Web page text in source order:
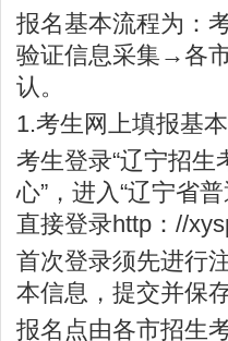
报名基本流程为：
验证信息采集→各
认。
1.考生网上填报基
考生登录“辽宁招生
心”，进入“辽宁省
直接登录http：//
首次登录须先进行
本信息，提交并保存
报名点由各市招生